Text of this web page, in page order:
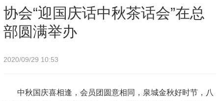
在总部圆满举办
协会“迎国庆话中秋茶话会”在总
部圆满举办
2020/09/29 10:53
中秋国庆喜相逢，会员团圆意相同，泉城金秋好时节，八